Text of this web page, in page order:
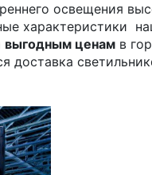
освещения
характеристики
выгодным ценам в
доставка